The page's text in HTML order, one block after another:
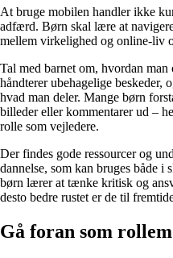
At bruge mobilen handler ikke
adfærd. Børn skal lære at
mellem virkelighed og online-liv
Tal med barnet om, hvordan
håndterer ubehagelige
hvad man deler. Mange børn
billeder eller kommentarer ud –
rolle som vejledere.
Der findes gode ressourcer og
dannelse, som kan bruges både i
børn lærer at tænke kritisk og
desto bedre rustet er de til
Gå foran som